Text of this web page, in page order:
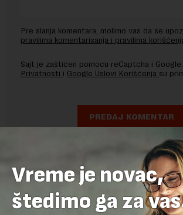
Pre slanja komentara, molimo vas da se
pravilima komentarisanja i pravilima
Sajt je zaštićen pomocu reCaptcha i Google.
Privatnosti i Google Uslovi Korišćenja su
Vreme je novac,
štedimo ga za